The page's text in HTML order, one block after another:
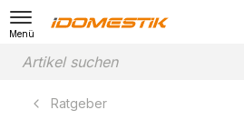
Menü
Ratgeber